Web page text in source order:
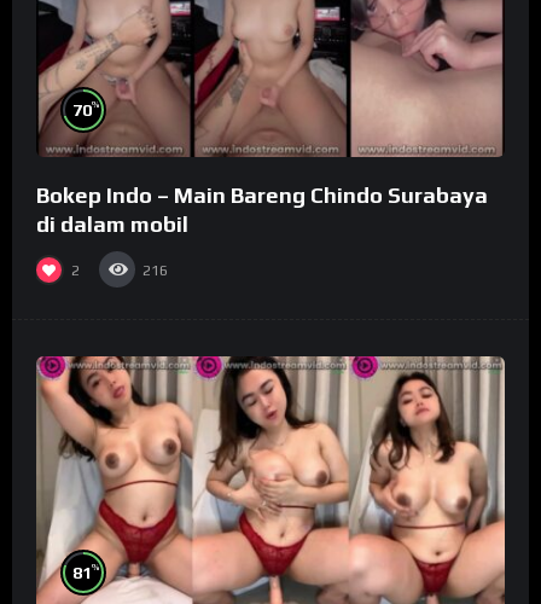
70%
Bokep Indo – Main Bareng Chindo Surabaya
di dalam mobil
2 216
81 %